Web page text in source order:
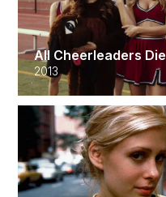
All Cheerleaders Die
2013